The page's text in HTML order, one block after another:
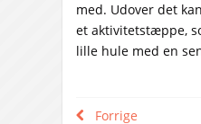
med. Udover det
et aktivitetstæppe,
lille hule med en
Forrige